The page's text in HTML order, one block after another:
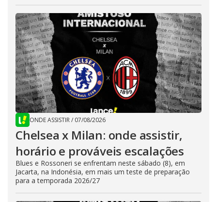
ONDE ASSISTIR/ 07/08/2026
Chelsea x Milan: onde assistir,
horário e prováveis escalações
Blues e Rossoneri se enfrentam neste sábado (8), em
Jacarta, na Indonésia, em mais um teste de preparação
para a temporada 2026/27